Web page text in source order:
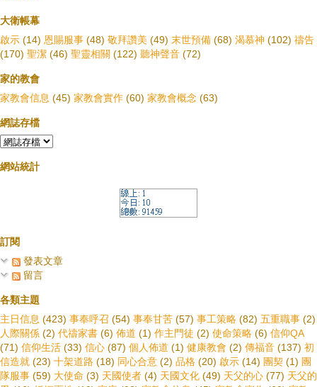
大衛帳幕
啟示 (14) 恩賜服事 (48) 敬拜讚美 (49) 末世預備 (68) 渴慕神 (102) 禱告
(170) 聖潔 (46) 聖靈相關 (122) 聽神聲音 (72)
家的教會
家教會信息 (45) 家教會實作 (60) 家教會概念 (63)
網誌存檔
網站統計
訂閱
發表文章
留言
各類主題
主日信息 (423) 事奉呼召 (54) 事奉甘苦 (57) 事工策略 (82) 五重職事 (2)
人際關係 (2) 代禱家書 (6) 佈道 (1) 作主門徒 (2) 使命策略 (6) 信仰QA
(71) 信仰生活 (33) 信心 (87) 個人佈道 (1) 健康教會 (2) 傳福音 (137) 初
信造就 (23) 十架道路 (18) 同心合意 (2) 品格 (20) 啟示 (14) 團契 (1) 團
隊服事 (59) 大使命 (3) 天國使者 (4) 天國文化 (49) 天父的心 (77) 天父的